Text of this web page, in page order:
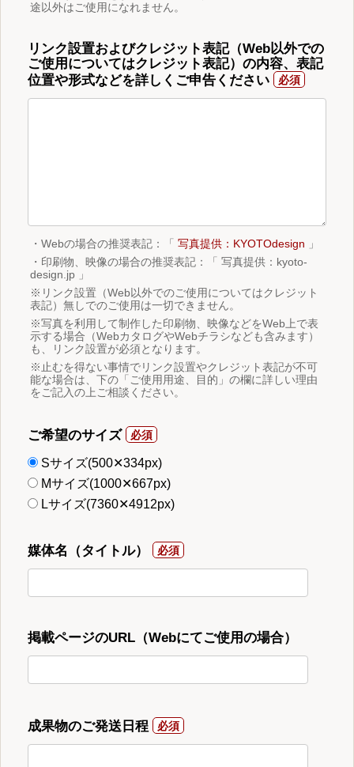
途以外はご使用になれません。
リンク設置およびクレジット表記（Web以外での
ご使用についてはクレジット表記）の内容、表記
位置や形式などを詳しくご申告ください
・Webの場合の推奨表記：「 写真提供：KYOTOdesign 」
・印刷物、映像の場合の推奨表記：「 写真提供：kyoto-
design.jp 」
※リンク設置（Web以外でのご使用についてはクレジット
表記）無しでのご使用は一切できません。
※写真を利用して制作した印刷物、映像などをWeb上で表
示する場合（WebカタログやWebチラシなども含みます）
も、リンク設置が必須となります。
※止むを得ない事情でリンク設置やクレジット表記が不可
能な場合は、下の「ご使用用途、目的」の欄に詳しい理由
をご記入の上ご相談ください。
ご希望のサイズ
Sサイズ(500✕334px)
Mサイズ(1000✕667px)
Lサイズ(7360✕4912px)
媒体名（タイトル）
掲載ページのURL（Webにてご使用の場合）
成果物のご発送日程